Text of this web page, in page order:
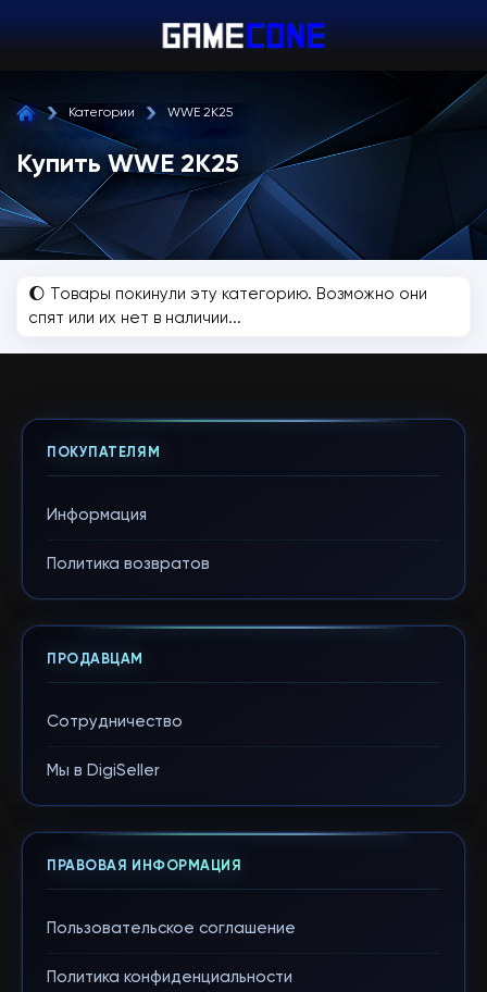
Категории WWE 2K25
Купить WWE 2K25
🌔 Товары покинули эту категорию. Возможно они
спят или их нет в наличии...
ПОКУПАТЕЛЯМ
Информация
Политика возвратов
ПРОДАВЦАМ
Сотрудничество
Мы в DigiSeller
ПРАВОВАЯ ИНФОРМАЦИЯ
Пользовательское соглашение
Политика конфиденциальности